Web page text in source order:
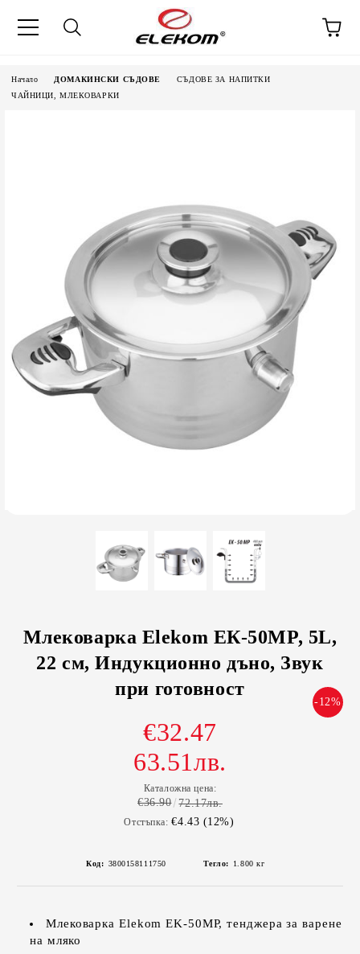
Начало ДОМАКИНСКИ СЪДОВЕ
СЪДОВЕ ЗА НАПИТКИ
ЧАЙНИЦИ, МЛЕКОВАРКИ
Млековарка Elekom ЕК-50MP, 5L,
22 см, Индукционно дъно, Звук
при готовност
-12%
€32.47
63.51лв.
Каталожна цена:
€36.90 72.17лв.
Отстъпка: €4.43 (12%)
Код: 3800158111750 Тегло: 1.800 кг
Млековарка Elekom EK-50MP, тенджера за варене
на мляко